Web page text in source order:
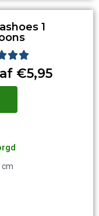
1
Waardering
5
van
€5,95
cm